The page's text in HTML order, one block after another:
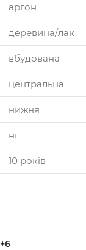
аргон
деревина/лак
вбудована
центральна
нижня
ні
10 років
+6